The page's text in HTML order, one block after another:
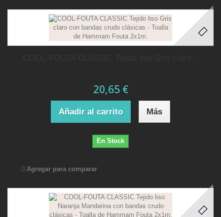
20,65 €
Añadir al carrito Más
En Stock
Agregar para comparar